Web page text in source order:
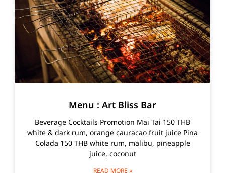
Menu : Art Bliss Bar
Beverage Cocktails Promotion Mai Tai 150 THB
white & dark rum, orange cauracao fruit juice Pina
Colada 150 THB white rum, malibu, pineapple
juice, coconut
READ MORE »